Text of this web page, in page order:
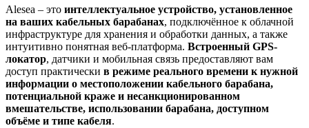
Alesea – это интеллектуальное устройство, установленное
на ваших кабельных барабанах, подключённое к облачной
инфраструктуре для хранения и обработки данных, а также
интуитивно понятная веб-платформа. Встроенный GPS-
локатор, датчики и мобильная связь предоставляют вам
доступ практически в режиме реального времени к нужной
информации о местоположении кабельного барабана,
потенциальной краже и несанкционированном
вмешательстве, использовании барабана, доступном
объёме и типе кабеля.